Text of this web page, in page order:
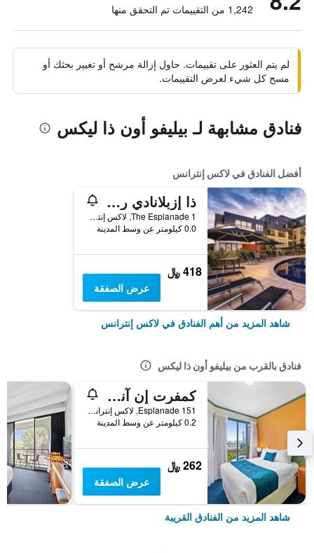
1,242 من التقييمات تم التحقق منها
لم يتم العثور على تقييمات. حاول إزالة مرشح أو تغيير بحثك أو
مسح كل شيء لعرض التقييمات.
فنادق مشابهة لـ بيليفو أون ذا ليكس
أفضل الفنادق في لاكس إنترانس
ذا إزبلانادي ريزورت آند سبا
1 The Esplanade, لاكس إنترانس, VIC, أستراليا
0.0 كيلومتر عن وسط المدينة
418 ﷼
عرض الصفقة
شاهد المزيد من أهم الفنادق في لاكس إنترانس
فنادق بالقرب من بيليفو أون ذا ليكس
كمفرت إن آند سويتس ليكس إنترانس
151 Esplanade, لاكس إنترانس, VIC, أستراليا
0.2 كيلومتر عن وسط المدينة
262 ﷼
عرض الصفقة
شاهد المزيد من الفنادق القريبة